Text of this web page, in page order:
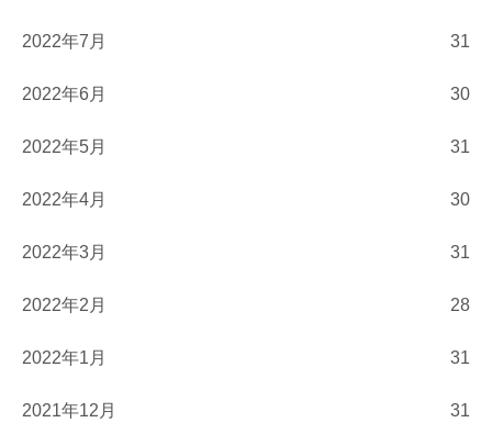
2022年7月 31
2022年6月 30
2022年5月 31
2022年4月 30
2022年3月 31
2022年2月 28
2022年1月 31
2021年12月 31